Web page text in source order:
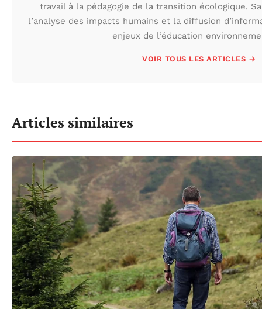
travail à la pédagogie de la transition écologique.
l’analyse des impacts humains et la diffusion
enjeux de l’éducation
VOIR TOUS LES ARTICLES →
Articles similaires